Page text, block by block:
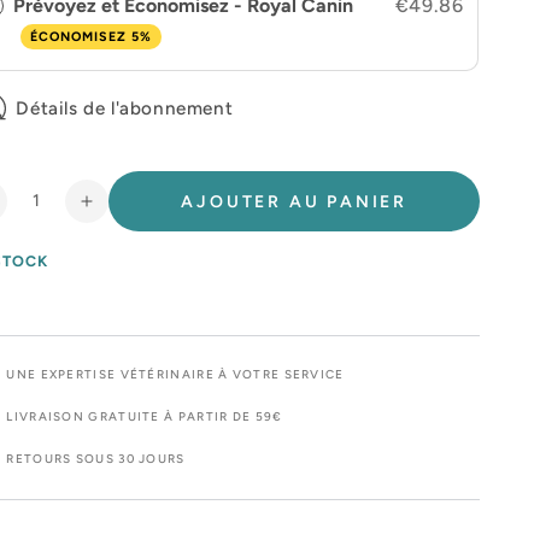
Prévoyez et Economisez - Royal Canin
ÉCONOMISEZ 5%
€49.86
Détails de l'abonnement
Augmenter
Canin
Veterinary
Low
en
AJOUTER AU PANIER
UNE EXPERTISE VÉTÉRINAIRE À VOTRE SERVICE
LIVRAISON GRATUITE À PARTIR DE 59€
RETOURS SOUS 30 JOURS